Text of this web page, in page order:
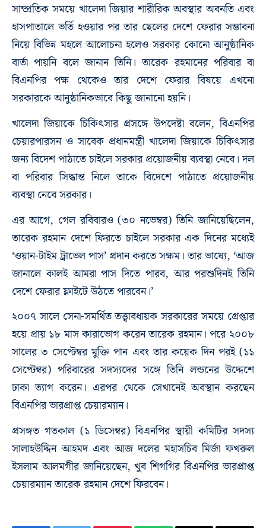
সাম্প্রতিক সময়ে খালেদা জিয়ার শারীরিক অবস্থার অবনতি এবং
হাসপাতালে ভর্তি হওয়ার পর তার ছেলের দেশে ফেরার সম্ভাবনা
নিয়ে বিভিন্ন মহলে আলোচনা হলেও সরকার কোনো আনুষ্ঠানিক
বার্তা পায়নি বলে জানান তিনি। তারেক রহমানের পরিবার বা
বিএনপির পক্ষ থেকেও তার দেশে ফেরার বিষয়ে এখনো
সরকারকে আনুষ্ঠানিকভাবে কিছু জানানো হয়নি।
খালেদা জিয়াকে চিকিৎসার প্রসঙ্গে উপদেষ্টা বলেন, বিএন‌পির
চেয়ারপারসন ও সাবেক প্রধানমন্ত্রী খালেদা জিয়াকে চি‌কিৎসার
জন্য বিদেশ পাঠাতে চাইলে সরকার প্রয়োজনীয় ব্যবস্থা নেবে। দল
বা পরিবার সিদ্ধান্ত নিলে তাকে বিদেশে পাঠাতে প্রয়োজনীয়
ব্যবস্থা নেবে সরকার।
এর আগে, গেল রবিবারও (৩০ নভেম্বর) তিনি জানিয়েছিলেন,
তারেক রহমান দেশে ফিরতে চাইলে সরকার এক দিনের মধ্যেই
‘ওয়ান-টাইম ট্রাভেল পাস’ প্রদান করতে সক্ষম। তার ভাষ্যে, ‘আজ
জানালে কালই আমরা পাস দিতে পারব, আর পরশুদিনই তিনি
দেশে ফেরার ফ্লাইটে উঠতে পারবেন।’
২০০৭ সালে সেনা-সমর্থিত তত্ত্বাবধায়ক সরকারের সময়ে গ্রেপ্তার
হয়ে প্রায় ১৮ মাস কারাভোগ করেন তারেক রহমান। পরে ২০০৮
সালের ৩ সেপ্টেম্বর মুক্তি পান এবং তার কয়েক দিন পরই (১১
সেপ্টেম্বর) পরিবারের সদস্যদের সঙ্গে তিনি লন্ডনের উদ্দেশে
ঢাকা ত্যাগ করেন। এরপর থেকে সেখানেই অবস্থান করছেন
বিএনপির ভারপ্রাপ্ত চেয়ারম্যান।
প্রসঙ্গত গতকাল (১ ডিসেম্বর) বিএনপির স্থায়ী কমিটির সদস্য
সালাহউদ্দিন আহমদ এবং আজ দলের মহাসচিব মির্জা ফখরুল
ইসলাম আলমগীর জানিয়েছেন, খুব শিগগির বিএনপির ভারপ্রাপ্ত
চেয়ারম্যান তারেক রহমান দেশে ফিরবেন।